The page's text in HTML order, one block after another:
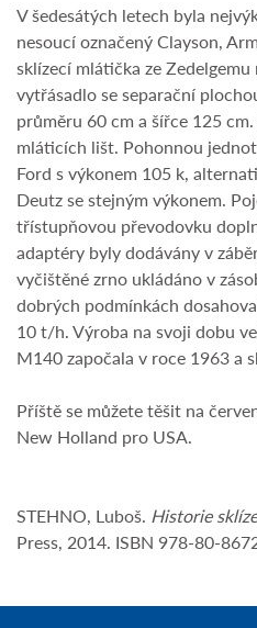
V šedesátých letech byla
nesoucí označený Clayson,
sklízecí mlátička ze
vytřásadlo se separační
průměru 60 cm a šířce 125
mláticích lišt. Pohonnou
Ford s výkonem 105 k,
Deutz se stejným výkonem.
třístupňovou převodovku
adaptéry byly dodávány v
vyčištěné zrno ukládáno v
dobrých podmínkách
10 t/h. Výroba na svoji dobu
M140 započala v roce 1963 a
Příště se můžete těšit na
New Holland pro USA.
STEHNO, Luboš. Historie
Press, 2014. ISBN 978-80-